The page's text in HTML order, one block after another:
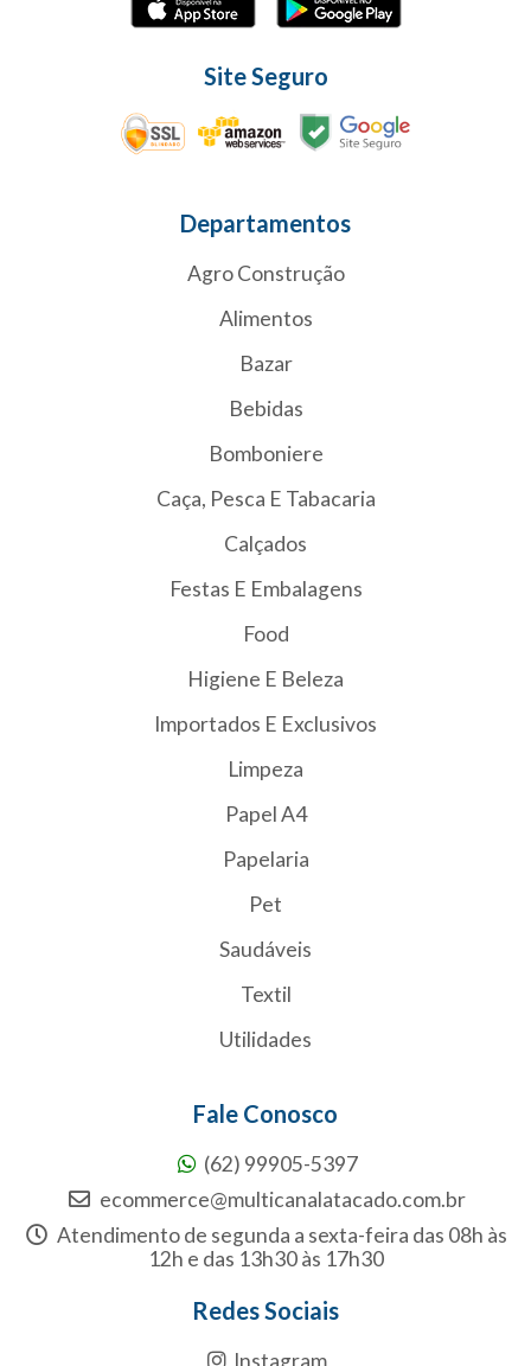
Site Seguro
Departamentos
Agro Construção
Alimentos
Bazar
Bebidas
Bomboniere
Caça, Pesca E Tabacaria
Calçados
Festas E Embalagens
Food
Higiene E Beleza
Importados E Exclusivos
Limpeza
Papel A4
Papelaria
Pet
Saudáveis
Textil
Utilidades
Fale Conosco
(62) 99905-5397
ecommerce@multicanalatacado.com.br
Atendimento de segunda a sexta-feira das 08h às
12h e das 13h30 às 17h30
Redes Sociais